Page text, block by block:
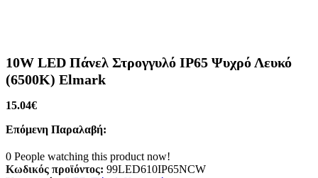
10W LED Πάνελ Στρογγυλό IP65 Ψυχρό Λευκό
(6500K) Elmark
15.04€
Επόμενη Παραλαβή:
0 People watching this product now!
Κωδικός προϊόντος: 99LED610IP65NCW